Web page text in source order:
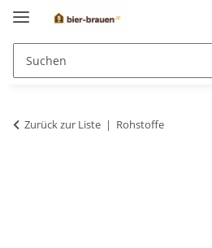
Zurück zur Liste Rohstoffe